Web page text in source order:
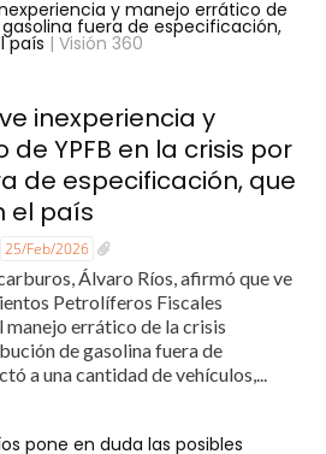
y manejo errático de
gasolina fuera de especificación,
país | Visión 360
inexperiencia y
YPFB en la crisis por
de especificación, que
el país
25/Feb/2026
Álvaro Ríos, afirmó que ve
Petrolíferos Fiscales
manejo errático de la crisis
de gasolina fuera de
a una cantidad de vehículos,...
pone en duda las posibles